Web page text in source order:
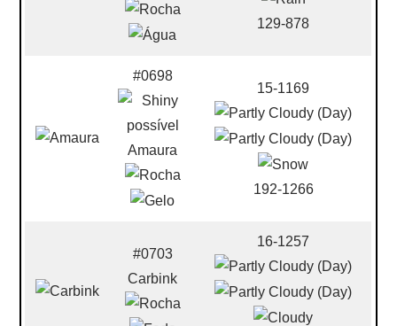
129-878
#0698
Amaura
15-1169
192-1266
#0703
Carbink
16-1257